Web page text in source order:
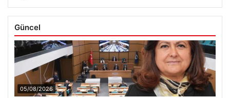
Güncel
05/08/2026